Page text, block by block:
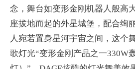
念，舞台如变形金刚机器人般高
座拔地而起的外星城堡，配合绚
人宛若置身星河宇宙之间，这个
歌灯光“变形金刚产品之一330W